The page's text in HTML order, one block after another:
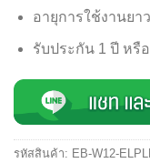
อายุการใช้งานยา
รับประกัน 1 ปี หรื
รหัสสินค้า: EB-W12-